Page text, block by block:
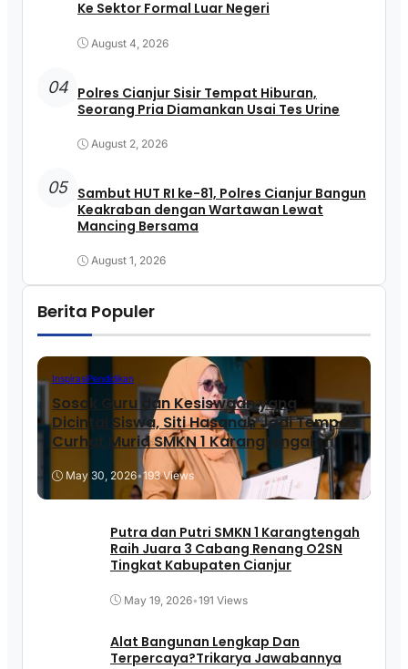
Ke Sektor Formal Luar Negeri
August 4, 2026
04 Polres Cianjur Sisir Tempat Hiburan,
Seorang Pria Diamankan Usai Tes Urine
August 2, 2026
05 Sambut HUT RI ke-81, Polres Cianjur Bangun
Keakraban dengan Wartawan Lewat
Mancing Bersama
August 1, 2026
Berita Populer
InspirasiPendidikan
Sosok Guru dan Kesiswaan yang
Dicintai Siswa, Siti Hasanah Jadi Tempat
Curhat Murid SMKN 1 Karangtengah
May 30, 2026•193 Views
Putra dan Putri SMKN 1 Karangtengah
Raih Juara 3 Cabang Renang O2SN
Tingkat Kabupaten Cianjur
May 19, 2026•191 Views
Alat Bangunan Lengkap Dan
Terpercaya?Trikarya Jawabannya